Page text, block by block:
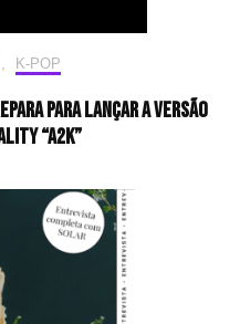
, K-POP
para lançar a versão
“A2K”